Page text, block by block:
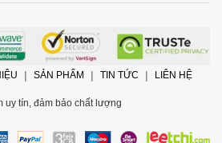
SẢN PHẨM TIN TỨC LIÊN HỆ
uy tín, đảm bảo chất lượng